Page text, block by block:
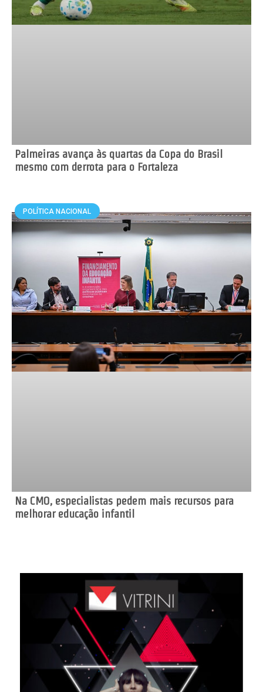
Palmeiras avança às quartas da Copa do Brasil
mesmo com derrota para o Fortaleza
POLÍTICA NACIONAL
Na CMO, especialistas pedem mais recursos para
melhorar educação infantil